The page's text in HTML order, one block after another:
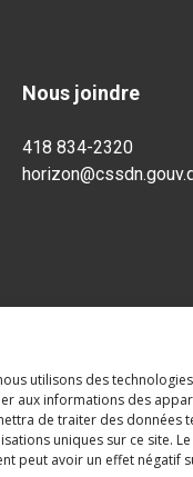
utilisons des
aux informations des
de traiter des données
uniques sur ce site.
peut avoir un effet négatif
Nous joindre
418 834-2320